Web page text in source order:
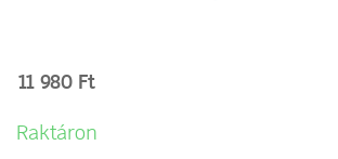
11 980 Ft
Raktáron